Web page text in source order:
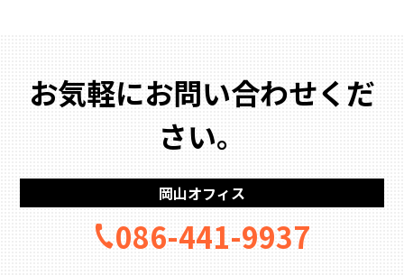
お気軽にお問い合わせくだ
さい。
岡山オフィス
086-441-9937